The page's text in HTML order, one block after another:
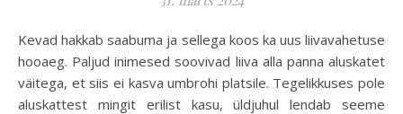
Kevad hakkab saabuma ja sellega koos ka uus liivavahetuse
hooaeg. Paljud inimesed soovivad liiva alla panna aluskatet
väitega, et siis ei kasva umbrohi platsile. Tegelikkuses pole
aluskattest mingit erilist kasu, üldjuhul lendab seeme